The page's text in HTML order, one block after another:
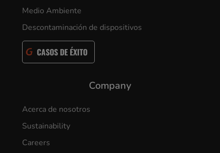
Medio Ambiente
Descontaminación de dispositivos
CASOS DE ÉXITO
Company
Acerca de nosotros
Sustainability
Careers